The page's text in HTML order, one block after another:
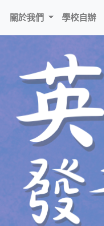
關於我們 學校自辦